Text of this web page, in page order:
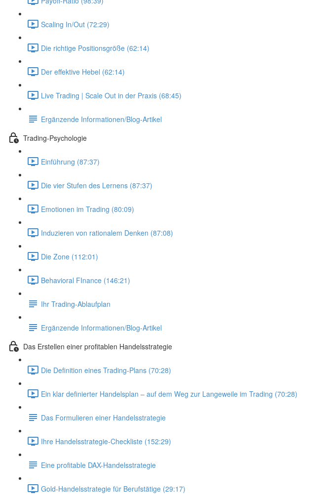
Scaling In/Out (72:29)
Die richtige Positionsgröße (62:14)
Der effektive Hebel (62:14)
Live Trading | Scale Out in der Praxis (68:45)
Ergänzende Informationen/Blog-Artikel
Trading-Psychologie
Einführung (87:37)
Die vier Stufen des Lernens (87:37)
Emotionen im Trading (80:09)
Induzieren von rationalem Denken (87:08)
Die Zone (112:01)
Behavioral FInance (146:21)
Ihr Trading-Ablaufplan
Ergänzende Informationen/Blog-Artikel
Das Erstellen einer profitablen Handelsstrategie
Die Definition eines Trading-Plans (70:28)
Ein klar definierter Handelsplan – auf dem Weg zur Langeweile im Trading (70:28)
Das Formulieren einer Handelsstrategie
Ihre Handelsstrategie-Checkliste (152:29)
Eine profitable DAX-Handelsstrategie
Gold-Handelsstrategie für Berufstätige (29:17)